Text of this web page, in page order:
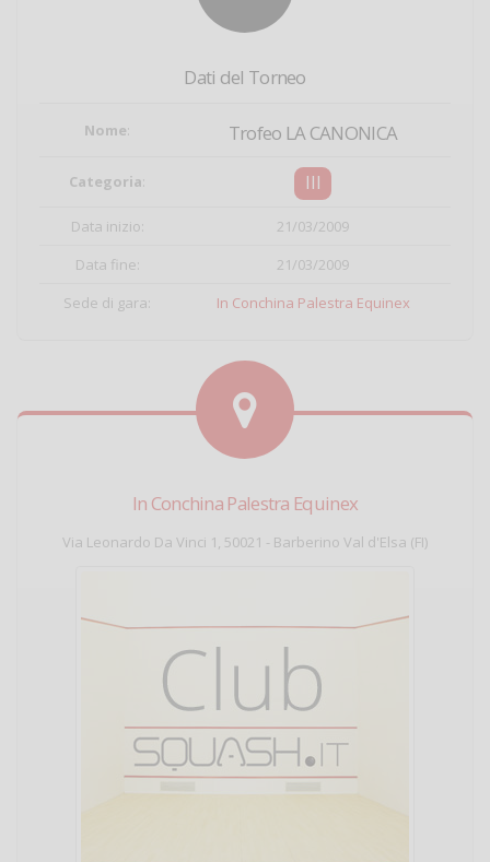
Dati del Torneo
Nome: Trofeo LA CANONICA
Categoria: III
Data inizio:
21/03/2009
Data fine:
21/03/2009
Sede di gara:
In Conchina Palestra Equinex
In Conchina Palestra Equinex
Via Leonardo Da Vinci 1, 50021 - Barberino Val d'Elsa (FI)